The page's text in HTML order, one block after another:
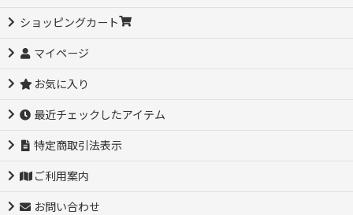
ショッピングカート
マイページ
お気に入り
最近チェックしたアイテム
特定商取引法表示
ご利用案内
お問い合わせ